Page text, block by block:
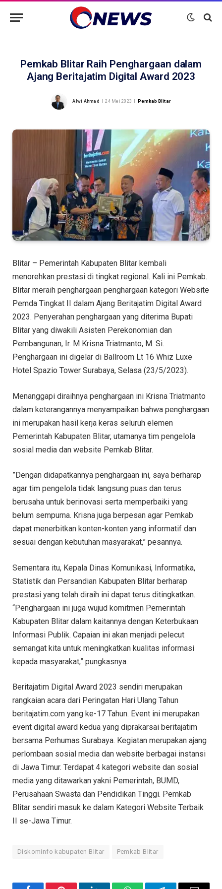
Pemkab Blitar Raih Penghargaan dalam
Ajang Beritajatim Digital Award 2023
Alwi Ahmad 24 Mei 2023 Pemkab Blitar
Blitar – Pemerintah Kabupaten Blitar kembali
menorehkan prestasi di tingkat regional. Kali ini Pemkab.
Blitar meraih penghargaan penghargaan kategori Website
Pemda Tingkat II dalam Ajang Beritajatim Digital Award
2023. Penyerahan penghargaan yang diterima Bupati
Blitar yang diwakili Asisten Perekonomian dan
Pembangunan, Ir. M Krisna Triatmanto, M. Si.
Penghargaan ini digelar di Ballroom Lt 16 Whiz Luxe
Hotel Spazio Tower Surabaya, Selasa (23/5/2023).
Menanggapi diraihnya penghargaan ini Krisna Triatmanto
dalam keterangannya menyampaikan bahwa penghargaan
ini merupakan hasil kerja keras seluruh elemen
Pemerintah Kabupaten Blitar, utamanya tim pengelola
sosial media dan website Pemkab Blitar.
”Dengan didapatkannya penghargaan ini, saya berharap
agar tim pengelola tidak langsung puas dan terus
berusaha untuk berinovasi serta memperbaiki yang
belum sempurna. Krisna juga berpesan agar Pemkab
dapat menerbitkan konten-konten yang informatif dan
sesuai dengan kebutuhan masyarakat,” pesannya.
Sementara itu, Kepala Dinas Komunikasi, Informatika,
Statistik dan Persandian Kabupaten Blitar berharap
prestasi yang telah diraih ini dapat terus ditingkatkan.
“Penghargaan ini juga wujud komitmen Pemerintah
Kabupaten Blitar dalam kaitannya dengan Keterbukaan
Informasi Publik. Capaian ini akan menjadi pelecut
semangat kita untuk meningkatkan kualitas informasi
kepada masyarakat,” pungkasnya.
Beritajatim Digital Award 2023 sendiri merupakan
rangkaian acara dari Peringatan Hari Ulang Tahun
beritajatim.com yang ke-17 Tahun. Event ini merupakan
event digital award kedua yang diprakarsai beritajatim
bersama Perhumas Surabaya. Kegiatan merupakan ajang
perlombaan sosial media dan website berbagai instansi
di Jawa Timur. Terdapat 4 kategori website dan sosial
media yang ditawarkan yakni Pemerintah, BUMD,
Perusahaan Swasta dan Pendidikan Tinggi. Pemkab
Blitar sendiri masuk ke dalam Kategori Website Terbaik
II se-Jawa Timur.
Diskominfo kabupaten Blitar Pemkab Blitar